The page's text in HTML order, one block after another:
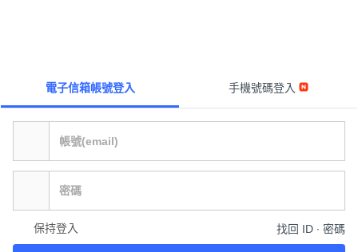
電子信箱帳號登入 手機號碼登入
保持登入 找回 ID ∙ 密碼